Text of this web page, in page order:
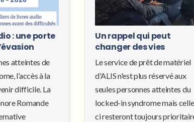
: une porte
atteintes de
l’accès à la
difficile. La
Romande
Un rappel qui peut
changer des vies
Le service de prêt de matériel
d'ALIS n'est plus réservé aux
seules personnes atteintes du
locked-in syndrome mais
ci resteront toujours